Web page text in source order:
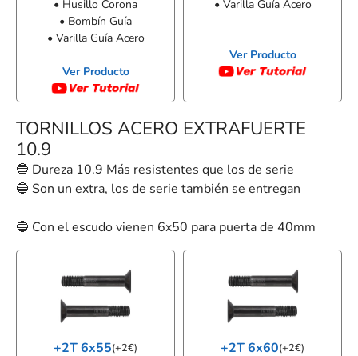
• Husillo Corona
• Bombín Guía
• Varilla Guía Acero
Ver Producto
• Varilla Guía Acero
Ver Producto
TORNILLOS ACERO EXTRAFUERTE
10.9
🔵 Dureza 10.9 Más resistentes que los de serie
🔵 Son un extra, los de serie también se entregan
🔵 Con el escudo vienen 6x50 para puerta de 40mm
+2T 6x55(+2€) +2T 6x60(+2€)